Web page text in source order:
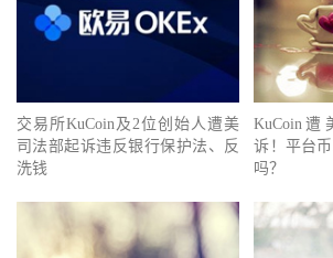
交易所KuCoin及2位创始人遭美
司法部起诉违反银行保护法、反
洗钱
KuCoin遭
诉！平台
吗？